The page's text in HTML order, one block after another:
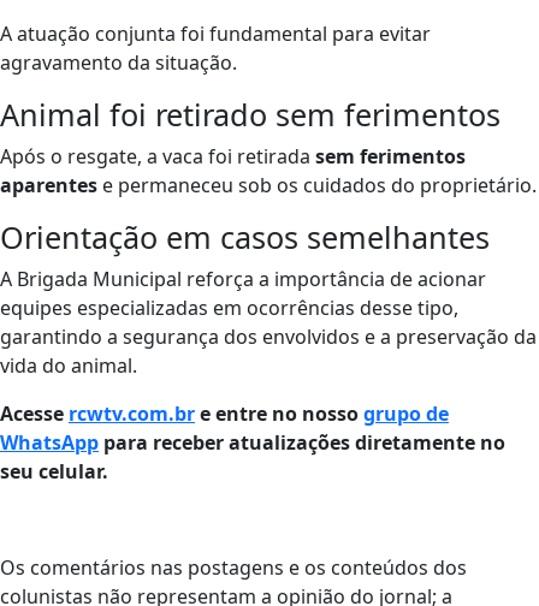
A atuação conjunta foi fundamental para evitar
agravamento da situação.
Animal foi retirado sem ferimentos
Após o resgate, a vaca foi retirada sem ferimentos
aparentes e permaneceu sob os cuidados do proprietário.
Orientação em casos semelhantes
A Brigada Municipal reforça a importância de acionar
equipes especializadas em ocorrências desse tipo,
garantindo a segurança dos envolvidos e a preservação da
vida do animal.
Acesse rcwtv.com.bre entre no nossogrupo de
WhatsApp para receber atualizações diretamente no
seu celular.
Os comentários nas postagens e os conteúdos dos
colunistas não representam a opinião do jornal; a